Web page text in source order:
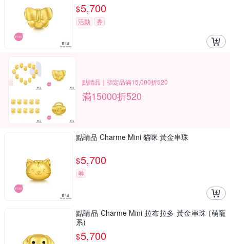
$5,700
活動 券
點睛品｜指定品滿15,000折520
滿15000折520
點睛品 Charme Mini 貓咪 黃金串珠
$5,700
券
點睛品 Charme Mini 拉布拉多 黃金串珠 (萌寵
系)
$5,700